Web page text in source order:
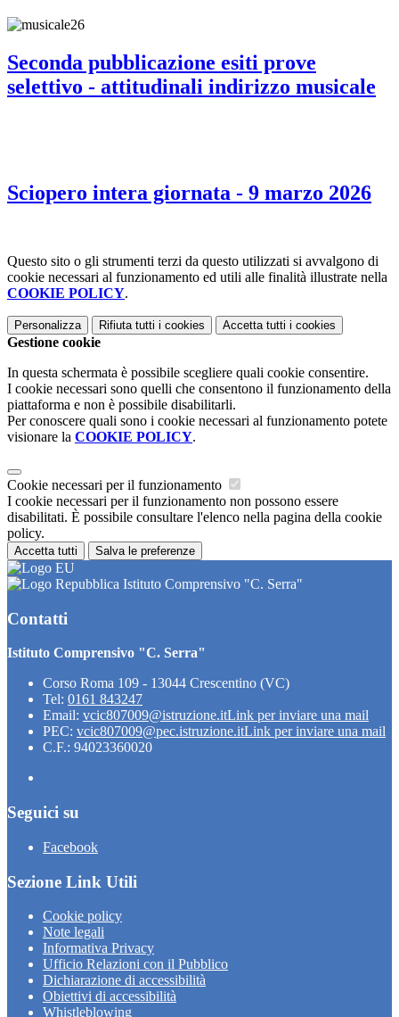
Seconda pubblicazione esiti prove
selettivo - attitudinali indirizzo musicale
Sciopero intera giornata - 9 marzo 2026
Questo sito o gli strumenti terzi da questo utilizzati si avvalgono di
cookie necessari al funzionamento ed utili alle finalità illustrate nella
COOKIE POLICY.
Personalizza Rifiuta tutti i cookies Accetta tutti i cookies
Gestione cookie
In questa schermata è possibile scegliere quali cookie consentire.
I cookie necessari sono quelli che consentono il funzionamento della
piattaforma e non è possibile disabilitarli.
Per conoscere quali sono i cookie necessari al funzionamento potete
visionare la COOKIE POLICY.
Cookie necessari per il funzionamento
I cookie necessari per il funzionamento non possono essere
disabilitati. È possibile consultare l'elenco nella pagina della cookie
policy.
Accetta tutti Salva le preferenze
Istituto Comprensivo "C. Serra"
Contatti
Istituto Comprensivo "C. Serra"
Corso Roma 109 - 13044 Crescentino (VC)
Tel: 0161 843247
Email: vcic807009@istruzione.itLink per inviare una mail
PEC: vcic807009@pec.istruzione.itLink per inviare una mail
C.F.: 94023360020
Seguici su
Facebook
Sezione Link Utili
Cookie policy
Note legali
Informativa Privacy
Ufficio Relazioni con il Pubblico
Dichiarazione di accessibilità
Obiettivi di accessibilità
Whistleblowing